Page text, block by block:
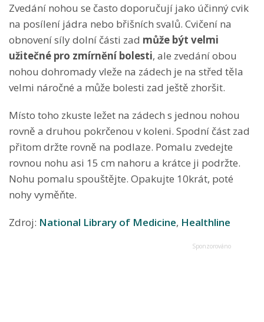
Zvedání nohou se často doporučují jako účinný cvik
na posílení jádra nebo břišních svalů. Cvičení na
obnovení síly dolní části zad může být velmi
užitečné pro zmírnění bolesti, ale zvedání obou
nohou dohromady vleže na zádech je na střed těla
velmi náročné a může bolesti zad ještě zhoršit.
Místo toho zkuste ležet na zádech s jednou nohou
rovně a druhou pokrčenou v koleni. Spodní část zad
přitom držte rovně na podlaze. Pomalu zvedejte
rovnou nohu asi 15 cm nahoru a krátce ji podržte.
Nohu pomalu spouštějte. Opakujte 10krát, poté
nohy vyměňte.
Zdroj: National Library of Medicine, Healthline